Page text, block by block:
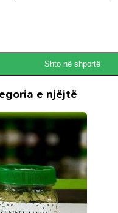
Shto në shportë
e njëjtë